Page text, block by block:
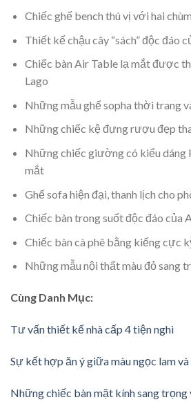
Chiếc ghế bench thú vị với hai
Thiết kế chậu cây “sách” độc đáo
Chiếc bàn Air Table lạ mắt được
Lago
Những mẫu ghế sopha thời trang
Những chiếc kệ đựng rượu đẹp
Những chiếc giường có kiểu dáng
mắt
Ghế sofa hiện đại, thanh lịch cho
Chiếc bàn trong suốt độc đáo của
Chiếc bàn cà phê bằng kiếng cực
Những mẫu nội thất màu đỏ sang
Cùng Danh Mục:
Tư vấn thiết kế nhà cấp 4 tiện nghi
Sự kết hợp ăn ý giữa màu ngọc lam
Những chiếc bàn mặt kính sang trọng